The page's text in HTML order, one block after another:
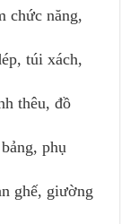
chức năng,
túi xách,
thêu, đồ
phụ
ghế, giường